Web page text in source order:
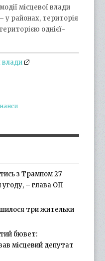
місцевої влади
у районах, територія
однієї-
влади
з Трампом 27
– глава ОП
три жительки
бювет:
місцевий депутат